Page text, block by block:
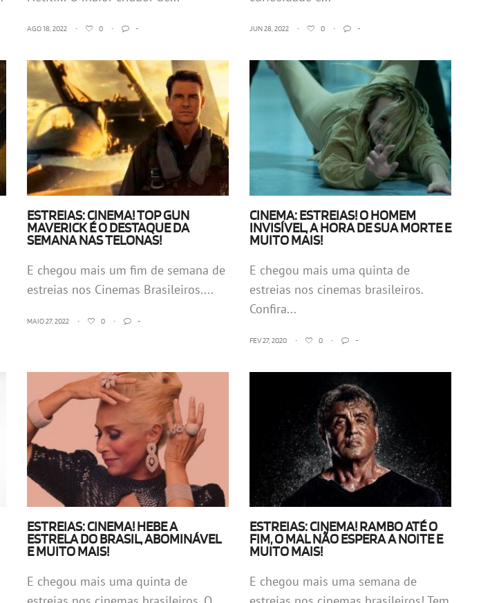
AGO 18, 2022 • 0 • - JUN 28, 2022 • 0 • -
ESTREIAS: CINEMA! TOP GUN
MAVERICK É O DESTAQUE DA
SEMANA NAS TELONAS!
E chegou mais um fim de semana de
estreias nos Cinemas Brasileiros....
MAIO 27, 2022 • 0 • -
CINEMA: ESTREIAS! O HOMEM
INVISÍVEL, A HORA DE SUA MORTE E
MUITO MAIS!
E chegou mais uma quinta de
estreias nos cinemas brasileiros.
Confira...
FEV 27, 2020 • 0 • -
ESTREIAS: CINEMA! HEBE A
ESTRELA DO BRASIL, ABOMINÁVEL
E MUITO MAIS!
E chegou mais uma quinta de
ESTREIAS: CINEMA! RAMBO ATÉ O
FIM, O MAL NÃO ESPERA A NOITE E
MUITO MAIS!
E chegou mais uma semana de